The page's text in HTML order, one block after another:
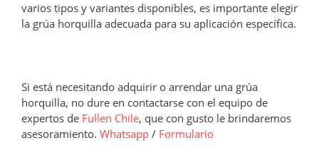
varios tipos y variantes disponibles, es importante elegir
la grúa horquilla adecuada para su aplicación específica.
Si está necesitando adquirir o arrendar una grúa
horquilla, no dure en contactarse con el equipo de
expertos de Fullen Chile, que con gusto le brindaremos
asesoramiento. Whatsapp / Formulario